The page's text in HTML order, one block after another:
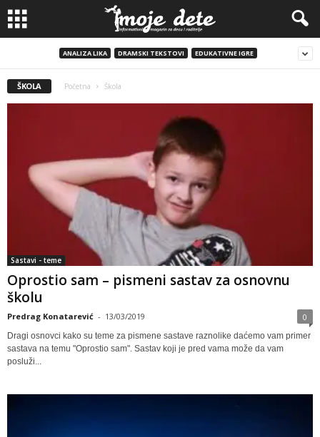
ANALIZA LIKA DRAMSKI TEKSTOVI EDUKATIVNE IGRE
ŠKOLA Početna Škola
Sastavi - teme
Oprostio sam – pismeni sastav za osnovnu
školu
Predrag Konatarević - 13/03/2019 0
Dragi osnovci kako su teme za pismene sastave raznolike daćemo vam primer
sastava na temu "Oprostio sam". Sastav koji je pred vama može da vam
posluži...